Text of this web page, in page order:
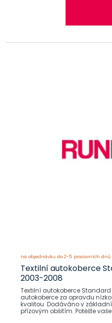
na objednávku do 2-5 pracovních dnů
Textilní autokoberce
2003-2008
Textilní autokoberce
autokoberce za opravdu
kvalitou. Dodáváno v
přízovým obšitím. Potěšte